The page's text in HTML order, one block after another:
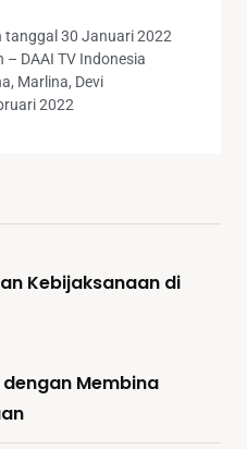
tanggal 30 Januari 2022
– DAAI TV Indonesia
Marlina, Devi
2022
Kebijaksanaan di
Membina